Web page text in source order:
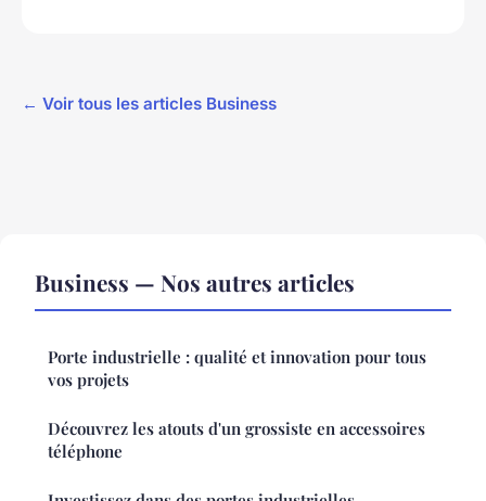
← Voir tous les articles Business
Business — Nos autres articles
Porte industrielle : qualité et innovation pour tous
vos projets
Découvrez les atouts d'un grossiste en accessoires
téléphone